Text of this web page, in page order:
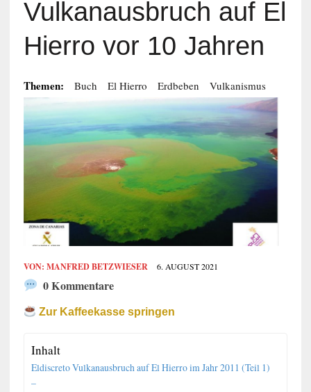
Vulkanausbruch auf El
Hierro vor 10 Jahren
Themen: Buch El Hierro Erdbeben Vulkanismus
VON: MANFRED BETZWIESER 6. AUGUST 2021
0 Kommentare
Zur Kaffeekasse springen
Inhalt
Eldiscreto Vulkanausbruch auf El Hierro im Jahr 2011 (Teil 1)
–